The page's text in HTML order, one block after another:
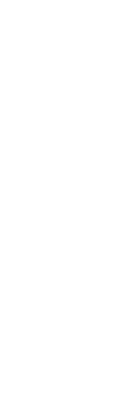
Rois di
Perkuat Sinergi,
Pangan Oleh
tentang